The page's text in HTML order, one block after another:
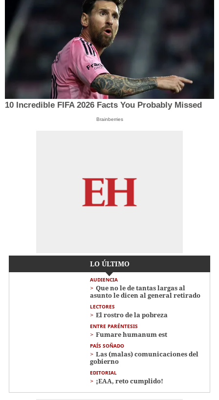
10 Incredible FIFA 2026 Facts You Probably Missed
Brainberries
LO ÚLTIMO
AUDIENCIA
Que no le de tantas largas al
asunto le dicen al general retirado
LECTORES
El rostro de la pobreza
ENTRE PARÉNTESIS
Fumare humanum est
PAÍS SOÑADO
Las (malas) comunicaciones del
gobierno
EDITORIAL
¡EAA, reto cumplido!